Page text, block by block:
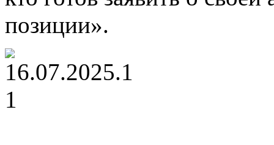
позиции».